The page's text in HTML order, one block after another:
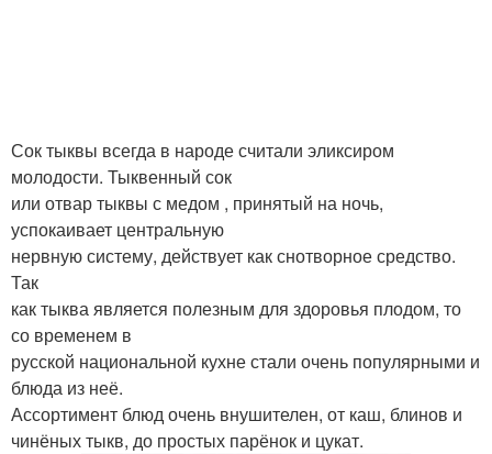
Сок тыквы всегда в народе считали эликсиром
молодости. Тыквенный сок
или отвар тыквы с медом , принятый на ночь,
успокаивает центральную
нервную систему, действует как снотворное средство.
Так
как тыква является полезным для здоровья плодом, то
со временем в
русской национальной кухне стали очень популярными и
блюда из неё.
Ассортимент блюд очень внушителен, от каш, блинов и
чинёных тыкв, до простых парёнок и цукат.